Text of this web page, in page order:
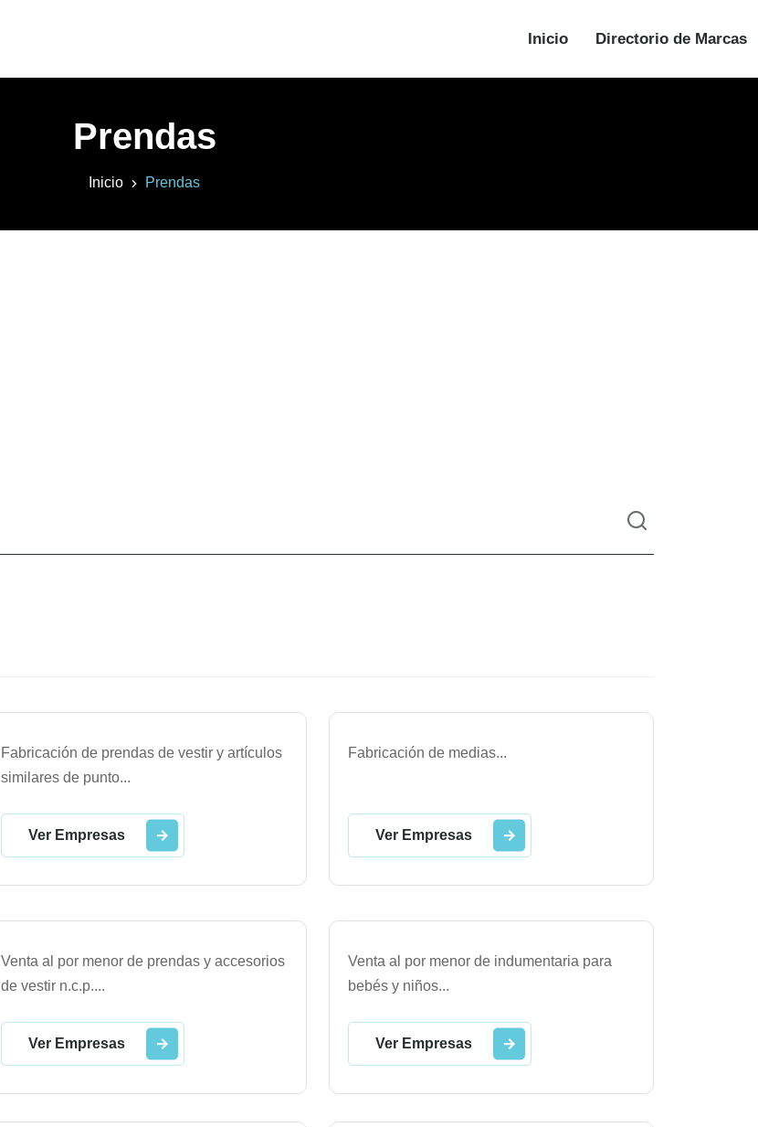
Inicio Directorio de Marcas
Prendas
Inicio Prendas
Fabricación de prendas de vestir y artículos
similares de punto...
Ver Empresas
Fabricación de medias...
Ver Empresas
Venta al por menor de prendas y accesorios
de vestir n.c.p....
Ver Empresas
Venta al por menor de indumentaria para
bebés y niños...
Ver Empresas